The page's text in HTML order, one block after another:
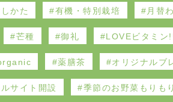
かた 有機・特別栽培 月替
芒種 御礼 LOVEビタミン
薬膳茶 オリジナルブ
サイト開設 季節のお野菜もりも